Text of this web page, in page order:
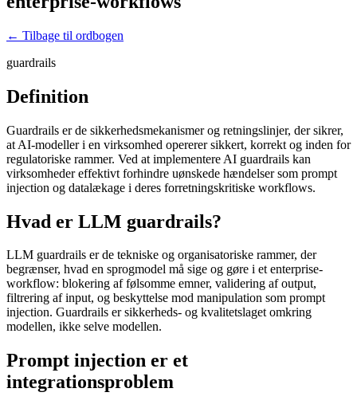
← Tilbage til ordbogen
guardrails
Definition
Guardrails er de sikkerhedsmekanismer og retningslinjer, der sikrer,
at AI-modeller i en virksomhed opererer sikkert, korrekt og inden for
regulatoriske rammer. Ved at implementere AI guardrails kan
virksomheder effektivt forhindre uønskede hændelser som prompt
injection og datalækage i deres forretningskritiske workflows.
Hvad er LLM guardrails?
LLM guardrails er de tekniske og organisatoriske rammer, der
begrænser, hvad en sprogmodel må sige og gøre i et enterprise-
workflow: blokering af følsomme emner, validering af output,
filtrering af input, og beskyttelse mod manipulation som prompt
injection. Guardrails er sikkerheds- og kvalitetslaget omkring
modellen, ikke selve modellen.
Prompt injection er et
integrationsproblem